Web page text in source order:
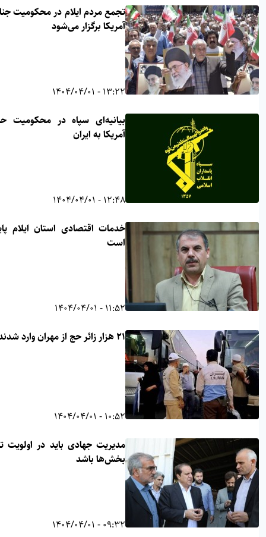
تجمع مردم ایلام در محکومیت جنایت
آمریکا برگزار می‌شود
13:22 - 1404/04/01
بیانیه‌ای سپاه در محکومیت حمله
آمریکا به ایران
12:48 - 1404/04/01
خدمات اقتصادی استان ایلام پایدار
است
11:52 - 1404/04/01
۲۱ هزار زائر حج از مهران وارد شدند
10:52 - 1404/04/01
مدیریت جهادی باید در اولویت تمام
بخش‌ها باشد
09:32 - 1404/04/01